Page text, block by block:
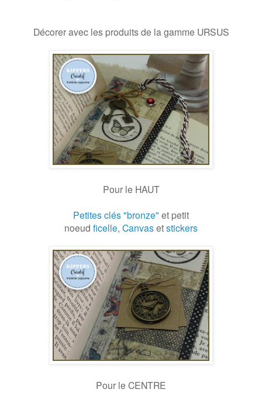
Décorer avec les produits de la gamme URSUS
Pour le HAUT
Petites clés "bronze" et petit
noeud ficelle, Canvasetstickers
Pour le CENTRE